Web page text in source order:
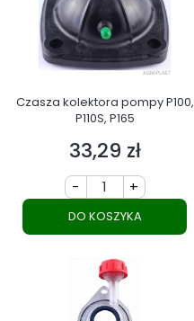
Czasza kolektora pompy P100,
P110S, P165
Cena
33,29 zł
- +
DO KOSZYKA